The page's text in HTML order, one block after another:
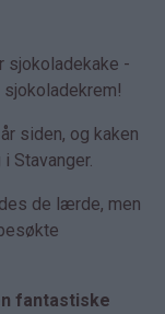
sjokoladekake -
siden, og kaken
Stavanger.
de lærde, men
fantastiske